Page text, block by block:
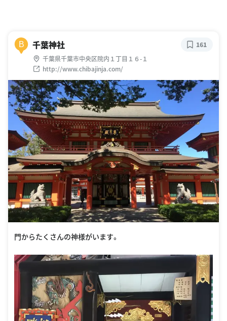
B 千葉神社
千葉県千葉市中央区院内１丁目１６-１
http://www.chibajinja.com/
161
門からたくさんの神様がいます。